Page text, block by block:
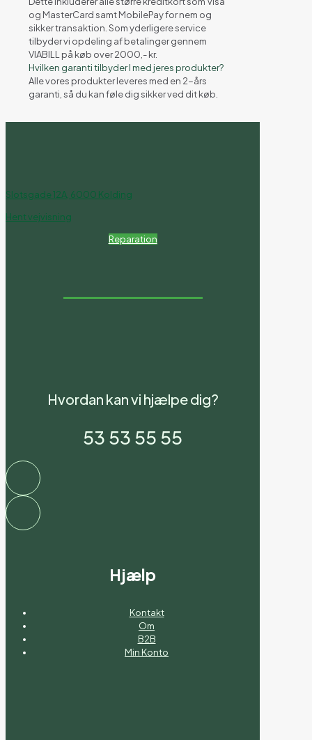
og MasterCard samt MobilePay for nem og
sikker transaktion. Som yderligere service
tilbyder vi opdeling af betalinger gennem
VIABILL på køb over 2000,- kr.
Hvilken garanti tilbyder I med jeres produkter?
Alle vores produkter leveres med en 2-års
garanti, så du kan føle dig sikker ved dit køb.
Slotsgade 12A, 6000 Kolding
Hent vejvisning
Reparation
Hvordan kan vi hjælpe dig?
53 53 55 55
Hjælp
Kontakt
Om
B2B
Min Konto